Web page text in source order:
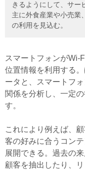
きるようにして、サー
主に外食産業や小売業
の利用を見込む。
スマートフォンがWi-
位置情報を利用する
ータと、スマートフ
関係を分析し、一定
す。
これにより例えば、
客の好みに合うコン
展開できる。過去の
顧客を抽出したり、